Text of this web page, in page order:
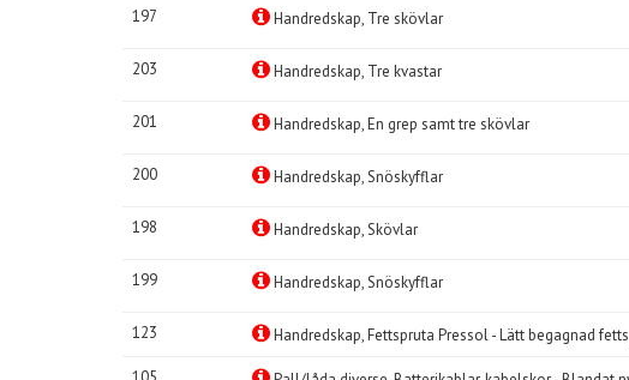
197 Handredskap, Tre skövlar
203 Handredskap, Tre kvastar
201 Handredskap, En grep samt tre skövlar
200 Handredskap, Snöskyfflar
198 Handredskap, Skövlar
199 Handredskap, Snöskyfflar
123 Handredskap, Fettspruta Pressol - Lätt begagnad